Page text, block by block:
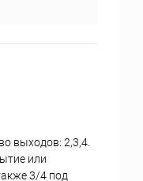
выходов: 2,3,4.
или
3/4 под